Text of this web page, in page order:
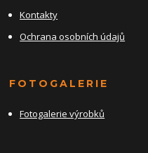
Kontakty
Ochrana osobních údajů
FOTOGALERIE
Fotogalerie výrobků